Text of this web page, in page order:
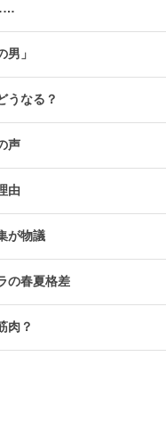
」
うなる？
声
由
が物議
の春夏格差
肉？